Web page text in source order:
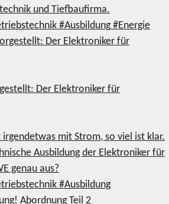
und Tiefbaufirma.
#Ausbildung #Energie
Der Elektroniker für
mit Strom, so viel ist klar.
Ausbildung der Elektroniker für
genau aus?
#Ausbildung